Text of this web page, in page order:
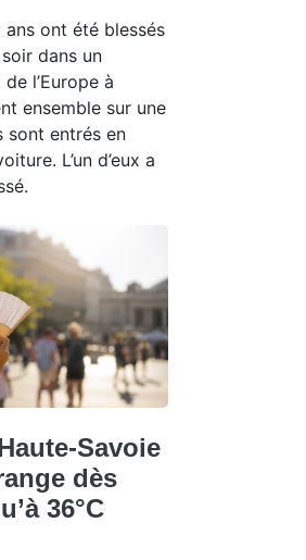
ans ont été blessés
dans un
l’Europe à
ensemble sur une
sont entrés en
L’un d’eux a
Savoie
dès
36°C